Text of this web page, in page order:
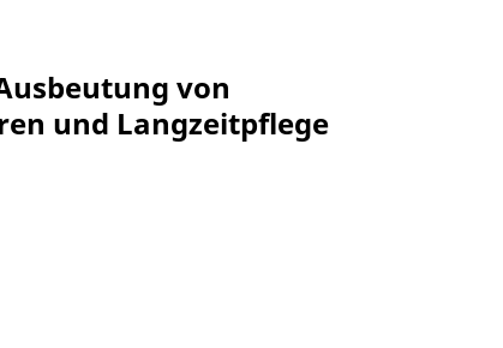
von
und Langzeitpflege